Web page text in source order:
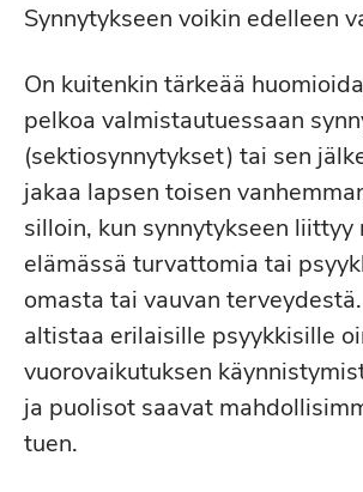
Synnytykseen voikin edelleen
On kuitenkin tärkeää
pelkoa valmistautuessaan
(sektiosynnytykset) tai sen
jakaa lapsen toisen
silloin, kun synnytykseen
elämässä turvattomia tai
omasta tai vauvan
altistaa erilaisille psyykkisille
vuorovaikutuksen
ja puolisot saavat
tuen.